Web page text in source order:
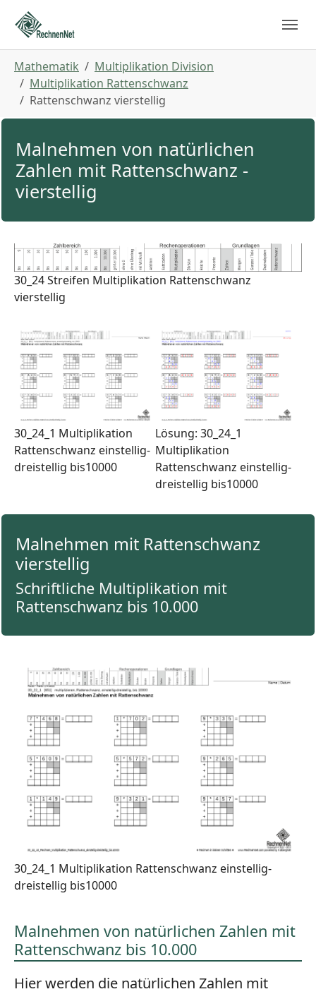
Skip to main navigation
Zum Hauptinhalt springen
Skip to page footer
Mathematik
Multiplikation Division
Multiplikation Rattenschwanz
Rattenschwanz vierstellig
Malnehmen von natürlichen
Zahlen mit Rattenschwanz -
vierstellig
30_24 Streifen Multiplikation Rattenschwanz
vierstellig
30_24_1 Multiplikation
Rattenschwanz einstellig-
dreistellig bis10000
Lösung: 30_24_1
Multiplikation
Rattenschwanz einstellig-
dreistellig bis10000
Malnehmen mit Rattenschwanz
vierstellig
Schriftliche Multiplikation mit
Rattenschwanz bis 10.000
30_24_1 Multiplikation Rattenschwanz einstellig-
dreistellig bis10000
Malnehmen von natürlichen Zahlen mit
Rattenschwanz bis 10.000
Hier werden die natürlichen Zahlen mit